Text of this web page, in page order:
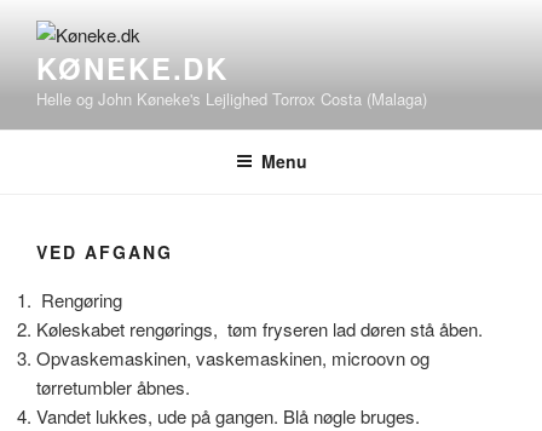
indholdKØNEKE.DK
Helle og John Køneke's Lejlighed Torrox Costa (Malaga)
Menu
VED AFGANG
Rengøring
Køleskabet rengørings, tøm fryseren lad døren stå åben.
Opvaskemaskinen, vaskemaskinen, microovn og
tørretumbler åbnes.
Vandet lukkes, ude på gangen. Blå nøgle bruges.